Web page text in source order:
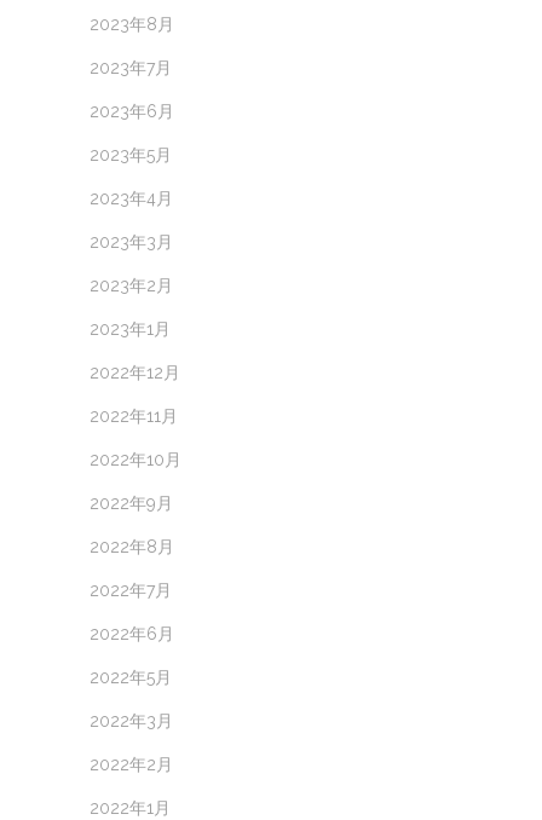
2023年8月
2023年7月
2023年6月
2023年5月
2023年4月
2023年3月
2023年2月
2023年1月
2022年12月
2022年11月
2022年10月
2022年9月
2022年8月
2022年7月
2022年6月
2022年5月
2022年3月
2022年2月
2022年1月